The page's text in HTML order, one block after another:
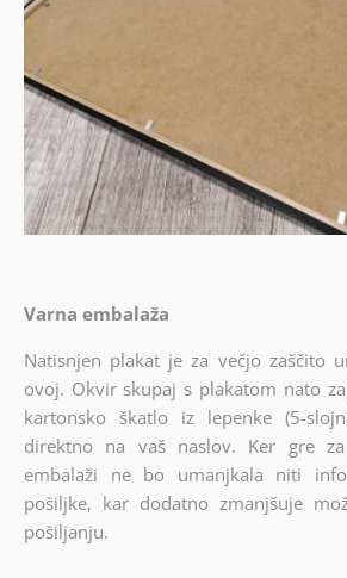
Varna embalaža
Natisnjen plakat je za večjo zaščito
ovoj. Okvir skupaj s plakatom nato
kartonsko škatlo iz lepenke (5-
direktno na vaš naslov. Ker gre
embalaži ne bo umanjkala niti
pošiljke, kar dodatno zmanjšuje
pošiljanju.